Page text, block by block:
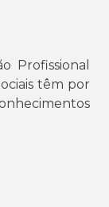
Profissional
têm por